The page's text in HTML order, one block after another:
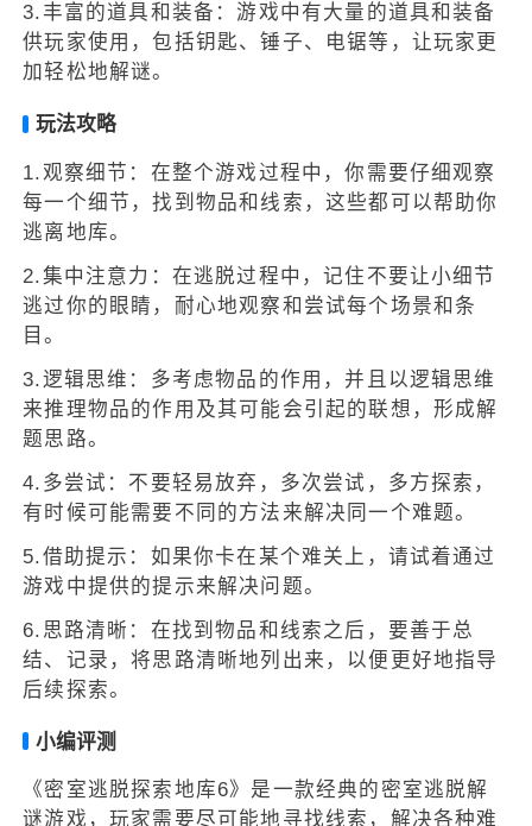
3.丰富的道具和装备：游戏中有大量的道具和装备
供玩家使用，包括钥匙、锤子、电锯等，让玩家更
加轻松地解谜。
玩法攻略
1.观察细节：在整个游戏过程中，你需要仔细观察
每一个细节，找到物品和线索，这些都可以帮助你
逃离地库。
2.集中注意力：在逃脱过程中，记住不要让小细节
逃过你的眼睛，耐心地观察和尝试每个场景和条
目。
3.逻辑思维：多考虑物品的作用，并且以逻辑思维
来推理物品的作用及其可能会引起的联想，形成解
题思路。
4.多尝试：不要轻易放弃，多次尝试，多方探索，
有时候可能需要不同的方法来解决同一个难题。
5.借助提示：如果你卡在某个难关上，请试着通过
游戏中提供的提示来解决问题。
6.思路清晰：在找到物品和线索之后，要善于总
结、记录，将思路清晰地列出来，以便更好地指导
后续探索。
小编评测
《密室逃脱探索地库6》是一款经典的密室逃脱解
谜游戏，玩家需要尽可能地寻找线索，解决各种难